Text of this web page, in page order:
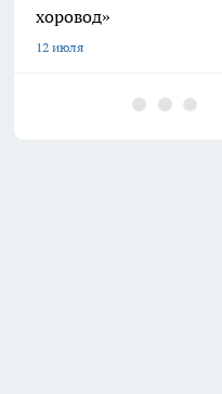
хоровод»
12 июля